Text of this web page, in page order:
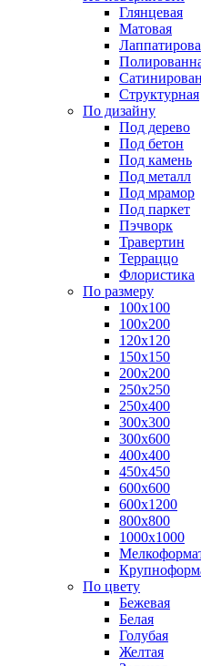
Глянцевая
Матовая
Структурная
По дизайну
Под дерево
Под бетон
Под камень
Под металл
Под мрамор
Под паркет
Пэчворк
Травертин
Терраццо
Флористика
По размеру
100х100
100х200
120х120
150х150
200х200
250х250
250х400
300х300
300х600
400х400
450х450
600х600
600х1200
800х800
1000х1000
По цвету
Бежевая
Белая
Голубая
Желтая